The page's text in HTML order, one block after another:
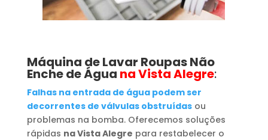
Máquina de Lavar RoupasNão
Enche de Água na Vista Alegre:
Falhas na entrada de água podem ser
decorrentes de válvulas obstruídasou
problemas na bomba. Oferecemos soluções
rápidas na Vista Alegre para restabelecer o